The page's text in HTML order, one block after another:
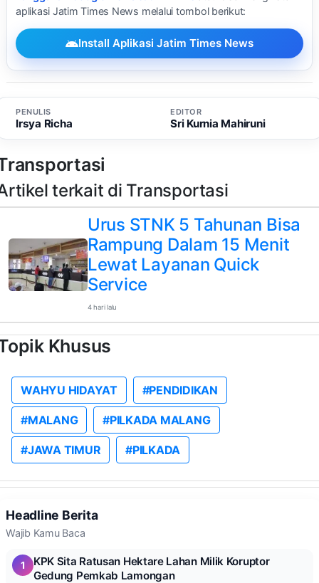
aplikasi Jatim Times News melalui tombol berikut:
Install Aplikasi Jatim Times News
PENULIS
Irsya Richa
EDITOR
Sri Kurnia Mahiruni
terkait di Transportasi
Urus STNK 5 Tahunan Bisa
Rampung Dalam 15 Menit
Lewat Layanan Quick
Service
4 hari lalu
Khusus
WAHYU HIDAYAT #PENDIDIKAN
#MALANG #PILKADA MALANG
#JAWA TIMUR #PILKADA
Headline Berita
Wajib Kamu Baca
1
KPK Sita Ratusan Hektare Lahan Milik Koruptor
Gedung Pemkab Lamongan